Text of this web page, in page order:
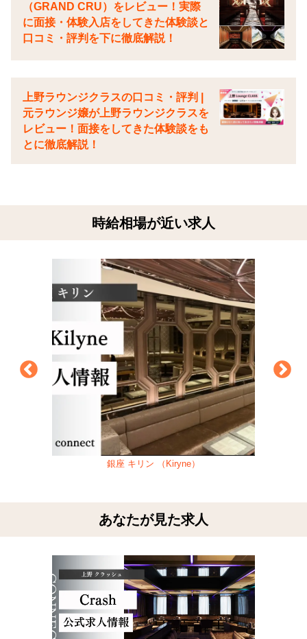
（GRAND CRU）をレビュー！実際
に面接・体験入店をしてきた体験談と
口コミ・評判を下に徹底解説！
上野ラウンジクラスの口コミ・評判 |
元ラウンジ嬢が上野ラウンジクラスを
レビュー！面接をしてきた体験談をも
とに徹底解説！
時給相場が近い求人
銀座 キリン （Kiryne）
あなたが見た求人